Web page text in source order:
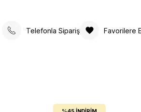
Telefonla Sipariş Favorilere